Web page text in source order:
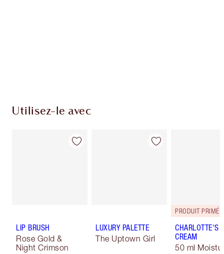
Utilisez-le avec
LIP BRUSH
Rose Gold &
Night Crimson
LUXURY PALETTE
The Uptown Girl
PRODUIT PRIMÉ
CHARLOTTE'S
CREAM
50 ml